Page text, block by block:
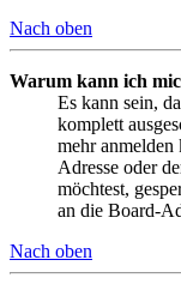
Nach oben
Warum kann ich
Es kann sein,
komplett
mehr anmelden
Adresse oder
möchtest,
an die Board-
Nach oben